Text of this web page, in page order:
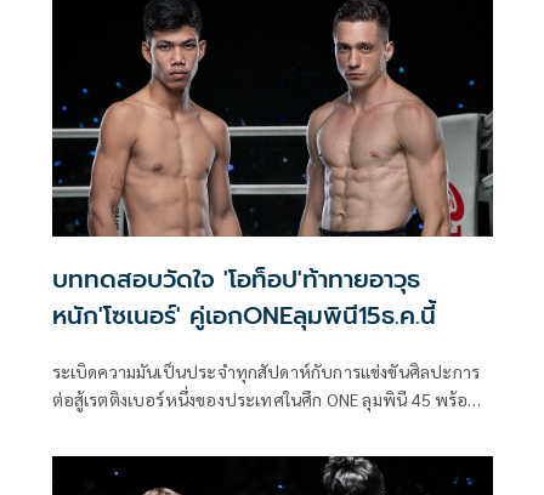
ชนะเพื่อปูทางไปสร้างชื่อในระดับโลกต่อไป
บททดสอบวัดใจ 'โอท็อป'ท้าทายอาวุธ
หนัก'โซเนอร์' คู่เอกONEลุมพินี15ธ.ค.นี้
ระเบิดความมันเป็นประจำทุกสัปดาห์กับการแข่งขันศิลปะการ
ต่อสู้เรตติงเบอร์หนึ่งของประเทศในศึก ONE ลุมพินี 45 พร้อม
โดยจัดคู่แข่งขันให้ชมจุใจ 12 คู่ เตรียมสร้างความสนุกเต็มขั้นบน
เวทีลุมพินี (รามอินทรา) ในวันศุกร์ที่ 15 ธ.ค.นี้